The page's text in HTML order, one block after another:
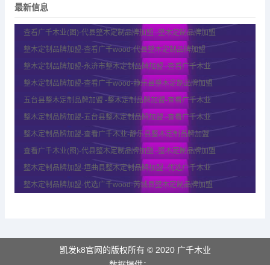
最新信息
查看广千木业(图)-代县整木定制品牌加盟 -整木定制品牌加盟
整木定制品牌加盟-查看广千wood-代县整木定制品牌加盟
整木定制品牌加盟-永济市整木定制品牌加盟 -查看广千木业
整木定制品牌加盟-查看广千wood-静乐县整木定制品牌加盟
五台县整木定制品牌加盟 -整木定制品牌加盟-查看广千木业
整木定制品牌加盟-五台县整木定制品牌加盟 -查看广千木业
整木定制品牌加盟-查看广千木业-静乐县整木定制品牌加盟
查看广千木业(图)-代县整木定制品牌加盟 -整木定制品牌加盟
整木定制品牌加盟-垣曲县整木定制品牌加盟 -优选广千木业
整木定制品牌加盟-优选广千wood-芮城县整木定制品牌加盟
凯发k8官网的版权所有 © 2020 广千木业